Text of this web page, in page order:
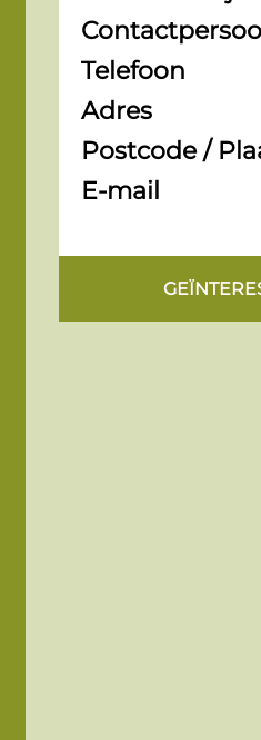
Telefoon
Adres
Postcode /
E-mail